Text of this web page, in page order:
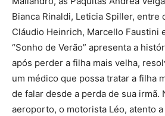
Bianca Rinaldi, Leticia Spiller, entre
Cláudio Heinrich, Marcello Faustini
“Sonho de Verão” apresenta a
após perder a filha mais velha,
um médico que possa tratar a filha
de falar desde a perda de sua irmã.
aeroporto, o motorista Léo, atento